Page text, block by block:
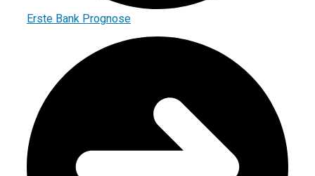
Erste Bank Prognose